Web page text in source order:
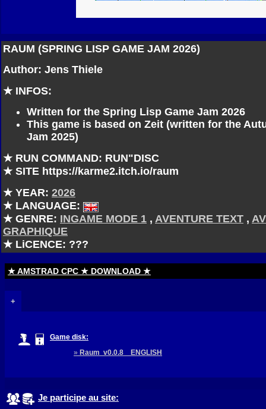
RAUM (SPRING LISP GAME JAM 2026)
Author: Jens Thiele
★ INFOS:
Written for the Spring Lisp Game Jam 2026
This game is based on Zeit (written for the
Jam 2025)
★ RUN COMMAND: RUN"DISC
★ SITE https://karme2.itch.io/raum
★ YEAR: 2026
★ LANGUAGE:
★ GENRE: INGAME MODE 1 , AVENTURE TEXT ,
GRAPHIQUE
★ LiCENCE: ???
★ AMSTRAD CPC ★ DOWNLOAD ★
+
Game disk:
» Raum v0.0.8 ENGLISH
Je participe au site: